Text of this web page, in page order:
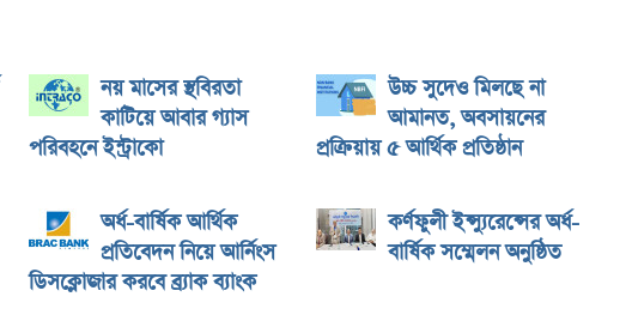
নয় মাসের স্থবিরতা
কাটিয়ে আবার গ্যাস
পরিবহনে ইন্ট্রাকো
উচ্চ সুদেও মিলছে না
আমানত, অবসায়নের
প্রক্রিয়ায় ৫ আর্থিক প্রতিষ্ঠান
অর্ধ-বার্ষিক আর্থিক
প্রতিবেদন নিয়ে আর্নিংস
ডিসক্লোজার করবে ব্র্যাক ব্যাংক
কর্ণফুলী ইন্স্যুরেন্সের অর্ধ-
বার্ষিক সম্মেলন অনুষ্ঠিত